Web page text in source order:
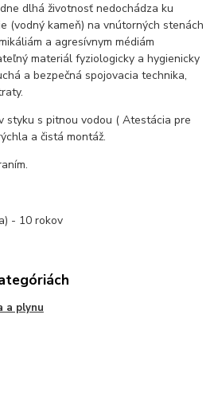
dlhá životnosť nedochádza ku
(vodný kameň) na vnútorných stenách
a agresívnym médiám
materiál fyziologicky a hygienicky
a bezpečná spojovacia technika,
styku s pitnou vodou ( Atestácia pre
a čistá montáž.
- 10 rokov
a plynu